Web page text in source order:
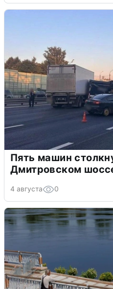
Пять машин
Дмитровском
4 августа 0